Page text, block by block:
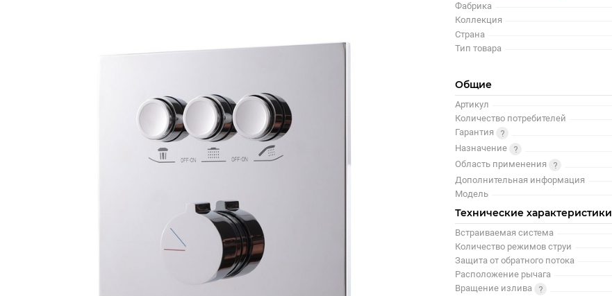
Фабрика
Коллекция
Страна
Тип товара
Общие
Артикул
Количество потребителей
Гарантия
Назначение
Область применения
Дополнительная информация
Модель
Технические характеристики
Встраиваемая система
Количество режимов струи
Защита от обратного потока
Расположение рычага
Вращение излива